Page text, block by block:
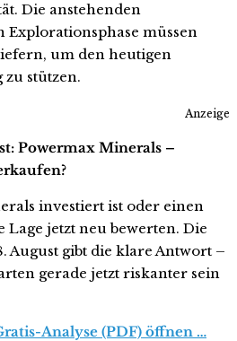
Die anstehenden
Explorationsphase müssen
um den heutigen
stützen.
Anzeige
Powermax Minerals –
investiert ist oder einen
Lage jetzt neu bewerten. Die
August gibt die klare Antwort –
gerade jetzt riskanter sein
Analyse (PDF) öffnen …